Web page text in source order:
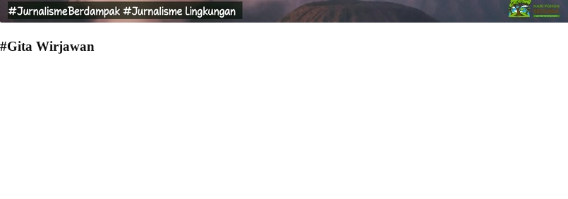
#Gita Wirjawan